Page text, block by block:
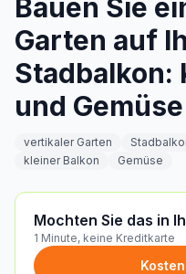
Bauen Sie
Garten auf
Stadbalkon:
und Gemüse
vertikaler Garten
kleiner Balkon
Gemüse
Mochten Sie das in
1 Minute, keine Kreditkarte